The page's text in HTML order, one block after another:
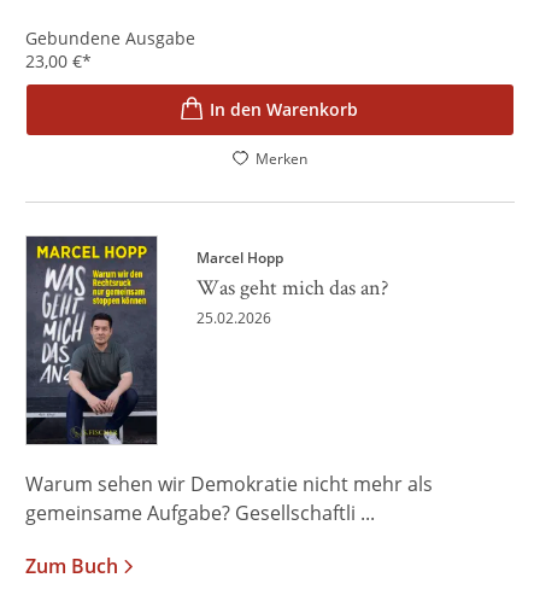
Gebundene Ausgabe
23,00 €*
In den Warenkorb
Merken
Marcel Hopp
Was geht mich das an?
25.02.2026
Warum sehen wir Demokratie nicht mehr als
gemeinsame Aufgabe? Gesellschaftli ...
Zum Buch